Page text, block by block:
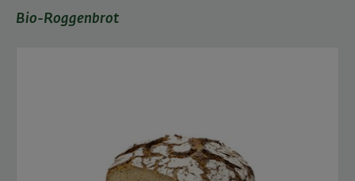
Bio-Roggenbrot